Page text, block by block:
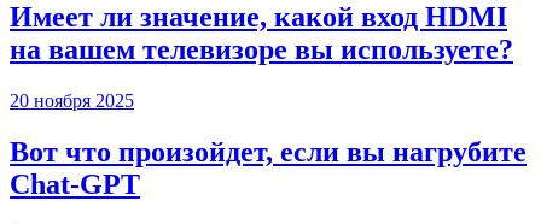
Имеет ли значение, какой вход HDMI
на вашем телевизоре вы используете?
20 ноября 2025
Вот что произойдет, если вы нагрубите
Chаt-GPT